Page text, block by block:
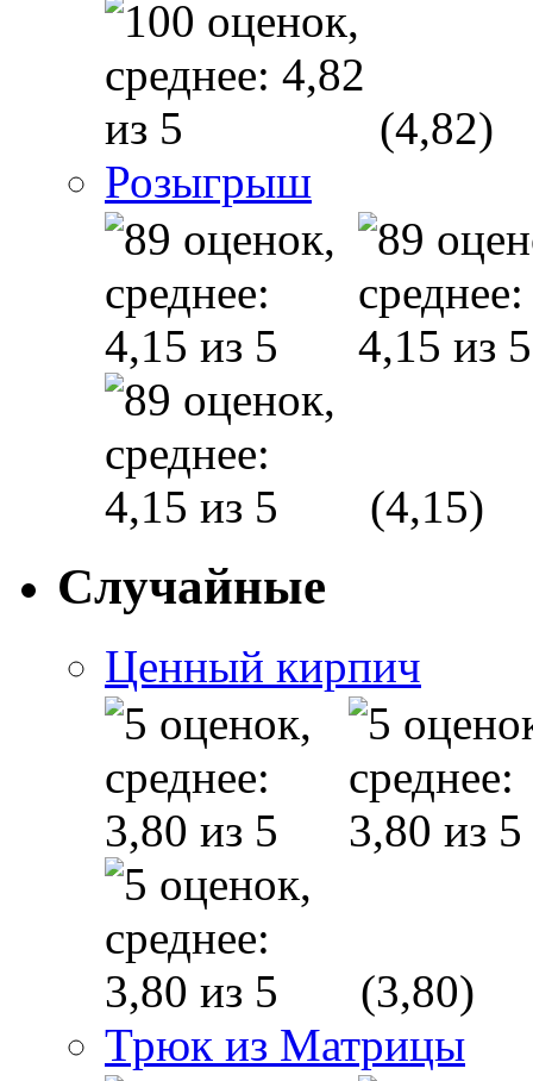
(4,82)
Розыгрыш
(4,15)
Случайные
Ценный кирпич
(3,80)
Трюк из Матрицы